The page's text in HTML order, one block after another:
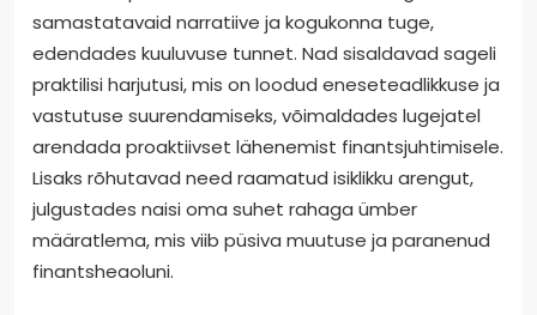
samastatavaid narratiive ja kogukonna tuge,
edendades kuuluvuse tunnet. Nad sisaldavad sageli
praktilisi harjutusi, mis on loodud eneseteadlikkuse ja
vastutuse suurendamiseks, võimaldades lugejatel
arendada proaktiivset lähenemist finantsjuhtimisele.
Lisaks rõhutavad need raamatud isiklikku arengut,
julgustades naisi oma suhet rahaga ümber
määratlema, mis viib püsiva muutuse ja paranenud
finantsheaoluni.